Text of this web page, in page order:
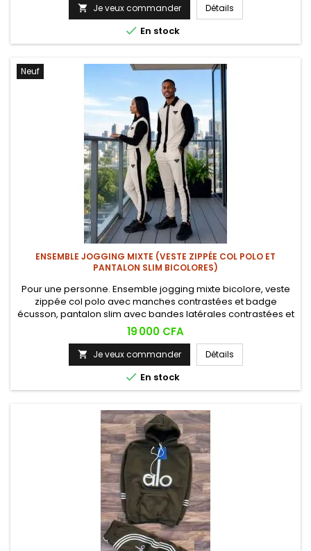
 Je veux commander Détails
 En stock
Neuf
ENSEMBLE JOGGING MIXTE (VESTE ZIPPÉE COL POLO ET
PANTALON SLIM BICOLORES)
Pour une personne. Ensemble jogging mixte bicolore, veste
zippée col polo avec manches contrastées et badge
écusson, pantalon slim avec bandes latérales contrastées et
cordon à la taille. Style sportswear premium, disponible en
plusieurs coloris. (Chaussures non incluses).
Prix
19 000 CFA
 Je veux commander Détails
 En stock